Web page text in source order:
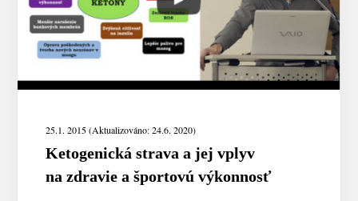
25.1. 2015 (Aktualizováno: 24.6. 2020)
Ketogenická strava a jej vplyv
na zdravie a športovú výkonnosť